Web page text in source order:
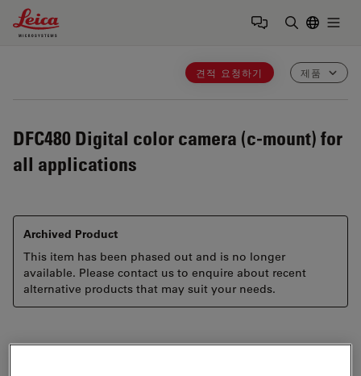
Leica Microsystems Logo
견적 요청하기 제품
DFC480 Digital color camera (c-mount) for
all applications
Archived Product
This item has been phased out and is no longer
available. Please contact us to enquire about recent
alternative products that may suit your needs.